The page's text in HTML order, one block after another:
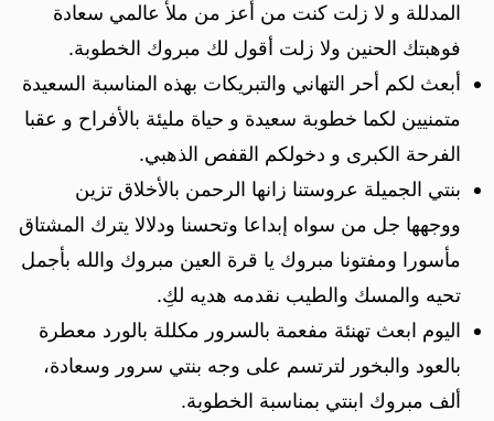
المدللة و لا زلت كنت من أعز من ملأ عالمي سعادة
فوهبتك الحنين ولا زلت أقول لك مبروك الخطوبة.
أبعث لكم أحر التهاني والتبريكات بهذه المناسبة السعيدة
متمنيين لكما خطوبة سعيدة و حياة مليئة بالأفراح و عقبا
الفرحة الكبرى و دخولكم القفص الذهبي.
بنتي الجميلة عروستنا زانها الرحمن بالأخلاق تزين
ووجهها جل من سواه إبداعا وتحسنا ودلالا يترك المشتاق
مأسورا ومفتونا مبروك يا قرة العين مبروك والله بأجمل
تحيه والمسك والطيب نقدمه هديه لكِ.
اليوم ابعث تهنئة مفعمة بالسرور مكللة بالورد معطرة
بالعود والبخور لترتسم على وجه بنتي سرور وسعادة،
ألف مبروك ابنتي بمناسبة الخطوبة.